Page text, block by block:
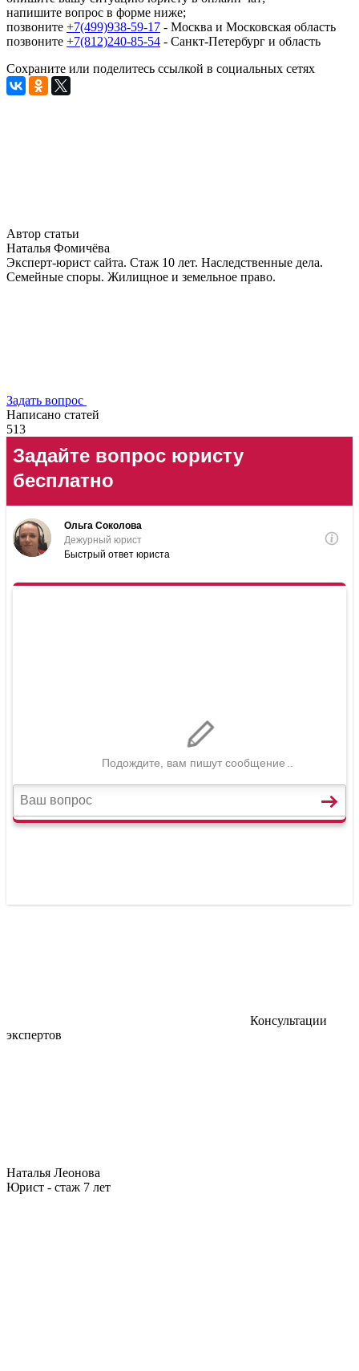
напишите вопрос в форме ниже;
позвоните +7(499)938-59-17 - Москва и Московская область
позвоните +7(812)240-85-54 - Санкт-Петербург и область
Сохраните или поделитесь ссылкой в социальных сетях
Автор статьи
Наталья Фомичёва
Эксперт-юрист сайта. Стаж 10 лет. Наследственные дела.
Семейные споры. Жилищное и земельное право.
Задать вопрос
Написано статей
513
Консультации
экспертов
Наталья Леонова
Юрист - стаж 7 лет